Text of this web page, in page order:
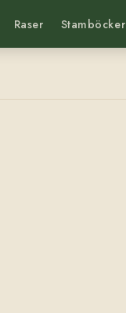
Raser Stamböcker